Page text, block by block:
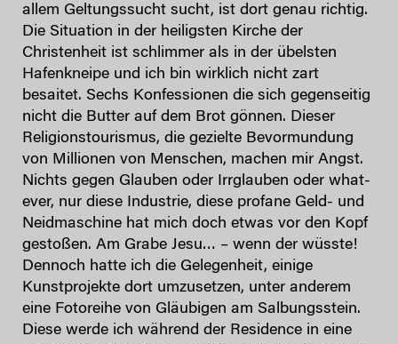
allem Geltungssucht sucht, ist dort genau richtig.
Die Situation in der heiligsten Kirche der
Christenheit ist schlimmer als in der übelsten
Hafenkneipe und ich bin wirklich nicht zart
besaitet. Sechs Konfessionen die sich gegenseitig
nicht die Butter auf dem Brot gönnen. Dieser
Religionstourismus, die gezielte Bevormundung
von Millionen von Menschen, machen mir Angst.
Nichts gegen Glauben oder Irrglauben oder what-
ever, nur diese Industrie, diese profane Geld- und
Neidmaschine hat mich doch etwas vor den Kopf
gestoßen. Am Grabe Jesu… – wenn der wüsste!
Dennoch hatte ich die Gelegenheit, einige
Kunstprojekte dort umzusetzen, unter anderem
eine Fotoreihe von Gläubigen am Salbungsstein.
Diese werde ich während der Residence in eine